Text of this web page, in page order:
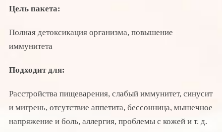
Цель пакета:
Полная детоксикация организма, повышение
иммунитета
Подходит для:
Расстройства пищеварения, слабый иммунитет, синусит
и мигрень, отсутствие аппетита, бессонница, мышечное
напряжение и боль, аллергия, проблемы с кожей и т. д.